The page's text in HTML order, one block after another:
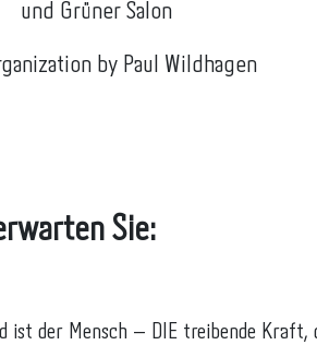
und Grüner Salon
by Paul Wildhagen
Sie:
ist der Mensch – DIE treibende Kraft,